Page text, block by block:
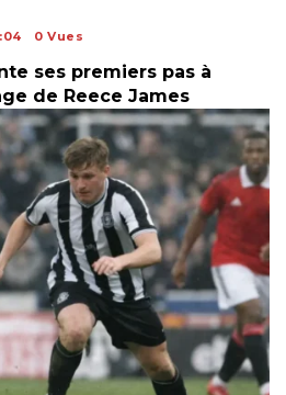
0 Vues
ses premiers pas à
de Reece James